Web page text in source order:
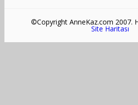
©Copyright AnneKaz.com 2007.
Site Haritası